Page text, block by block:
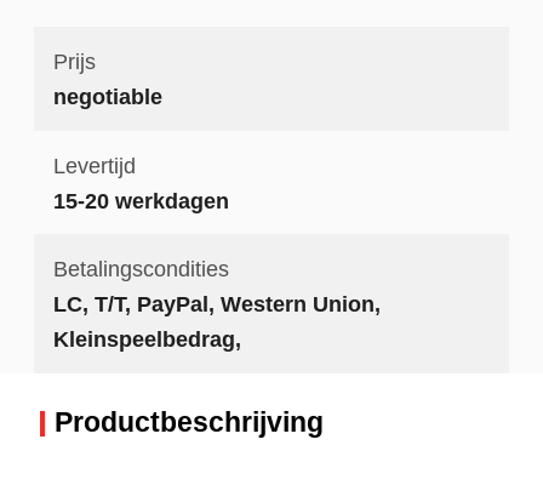
Prijs
negotiable
Levertijd
15-20 werkdagen
Betalingscondities
LC, T/T, PayPal, Western Union,
Kleinspeelbedrag,
Productbeschrijving